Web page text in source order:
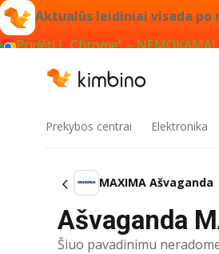
Aktualūs leidiniai visada po
Pridėti į „Chrome“ – NEMOKAMAI
Prekybos centrai Elektronika
MAXIMA Ašvaganda
Ašvaganda
Šiuo pavadinimu